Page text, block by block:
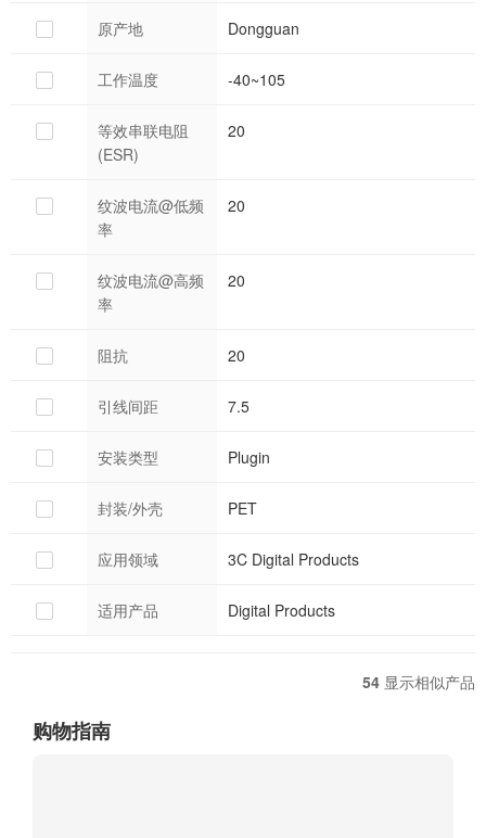
原产地 Dongguan
工作温度 -40~105
等效串联电阻
(ESR)
20
纹波电流@低频
率
20
纹波电流@高频
率
20
阻抗 20
引线间距 7.5
安装类型 Plugin
封装/外壳 PET
应用领域 3C Digital Products
适用产品 Digital Products
54 显示相似产品
购物指南